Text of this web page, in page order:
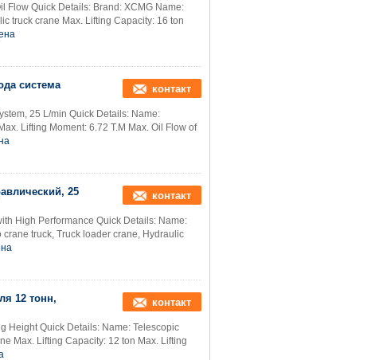
Flow Quick Details: Brand: XCMG Name:
truck crane Max. Lifting Capacity: 16 ton
система
контакт
25 L/min Quick Details: Name:
Lifting Moment: 6.72 T.M Max. Oil Flow of
25
контакт
High Performance Quick Details: Name:
truck, Truck loader crane, Hydraulic
12 тонн,
контакт
Height Quick Details: Name: Telescopic
Max. Lifting Capacity: 12 ton Max. Lifting